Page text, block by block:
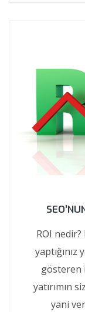
ROI
yaptığınız
gösteren
yatırımın
yani